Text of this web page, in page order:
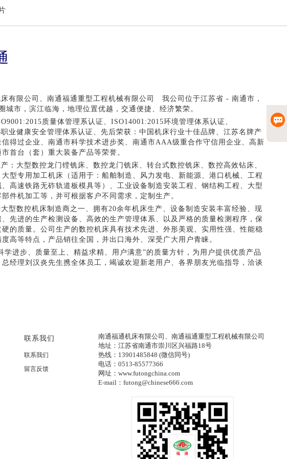
有限公司、南通福通重型工程机械有限公司 我公司位于江苏省 - 南通市，
城市，滨江临海，地理位置优越，交通便捷、经济繁荣。
质量体管理系认证、ISO14001:2015环境管理体系认证、
业健康安全管理体系认证、先后荣获：中国机床行业十佳品牌、江苏名牌产
得过企业、南通市科学技术进步奖、南通市AAA级重合作守信用企业、高新
首台（套）重大装备产品等荣誉。
：大型数控龙门镗铣床、数控龙门铣床、转台式数控铣床、数控高效钻床、
型专用加工机床（适用于：船舶制造、风力发电、新能源、港口机械、工程
高速铁路无砟轨道板模具等）、工业设备制造安装工程、钢结构工程、大型
件机加工等，并可根据客户不同需求，定制生产。
型数控机床制造商之一、拥有20余年机床生产、设备制造安装丰富经验、现
先进的生产检测设备、高效的生产管理体系、以及严格的质量检测程序，保
的质量。公司生产的数控机床具有技术先进、外形美观、实用性强、性能稳
高等特点，产品销往全国，并出口海外、深受广大用户青睐。
学进步、质量至上、精益求精、用户满意”的质量方针，为用户提供优质产品
经理刘汉炎先生携全体员工，竭诚欢迎新老用户、各界朋友光临指导，洽谈
联系我们
联系我们
留言反馈
南通福通机床有限公司、南通福通重型工程机械有限公司
地址：江苏省南通市崇川区兴福路18号
热线：13901485848 (微信同号)
电话：0513-85577366
网址：www.futongchina.com
E-mail：futong@chinese666.com